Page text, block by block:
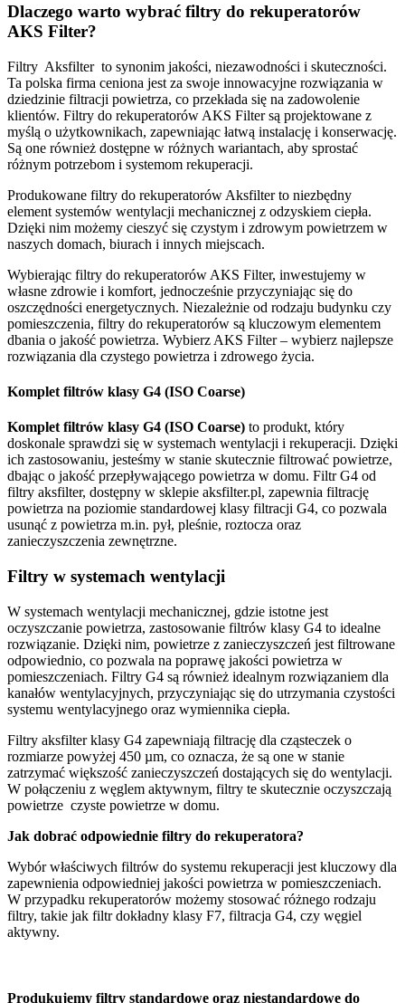
Dlaczego warto wybrać filtry do rekuperatorów
AKS Filter?
Filtry Aksfilter to synonim jakości, niezawodności i skuteczności.
Ta polska firma ceniona jest za swoje innowacyjne rozwiązania w
dziedzinie filtracji powietrza, co przekłada się na zadowolenie
klientów. Filtry do rekuperatorów AKS Filter są projektowane z
myślą o użytkownikach, zapewniając łatwą instalację i konserwację.
Są one również dostępne w różnych wariantach, aby sprostać
różnym potrzebom i systemom rekuperacji.
Produkowane filtry do rekuperatorów Aksfilter to niezbędny
element systemów wentylacji mechanicznej z odzyskiem ciepła.
Dzięki nim możemy cieszyć się czystym i zdrowym powietrzem w
naszych domach, biurach i innych miejscach.
Wybierając filtry do rekuperatorów AKS Filter, inwestujemy w
własne zdrowie i komfort, jednocześnie przyczyniając się do
oszczędności energetycznych. Niezależnie od rodzaju budynku czy
pomieszczenia, filtry do rekuperatorów są kluczowym elementem
dbania o jakość powietrza. Wybierz AKS Filter – wybierz najlepsze
rozwiązania dla czystego powietrza i zdrowego życia.
Komplet filtrów klasy G4 (ISO Coarse)
Komplet filtrów klasy G4 (ISO Coarse) to produkt, który
doskonale sprawdzi się w systemach wentylacji i rekuperacji. Dzięki
ich zastosowaniu, jesteśmy w stanie skutecznie filtrować powietrze,
dbając o jakość przepływającego powietrza w domu. Filtr G4 od
filtry aksfilter, dostępny w sklepie aksfilter.pl, zapewnia filtrację
powietrza na poziomie standardowej klasy filtracji G4, co pozwala
usunąć z powietrza m.in. pył, pleśnie, roztocza oraz
zanieczyszczenia zewnętrzne.
Filtry w systemach wentylacji
W systemach wentylacji mechanicznej, gdzie istotne jest
oczyszczanie powietrza, zastosowanie filtrów klasy G4 to idealne
rozwiązanie. Dzięki nim, powietrze z zanieczyszczeń jest filtrowane
odpowiednio, co pozwala na poprawę jakości powietrza w
pomieszczeniach. Filtry G4 są również idealnym rozwiązaniem dla
kanałów wentylacyjnych, przyczyniając się do utrzymania czystości
systemu wentylacyjnego oraz wymiennika ciepła.
Filtry aksfilter klasy G4 zapewniają filtrację dla cząsteczek o
rozmiarze powyżej 450 µm, co oznacza, że są one w stanie
zatrzymać większość zanieczyszczeń dostających się do wentylacji.
W połączeniu z węglem aktywnym, filtry te skutecznie oczyszczają
powietrze czyste powietrze w domu.
Jak dobrać odpowiednie filtry do rekuperatora?
Wybór właściwych filtrów do systemu rekuperacji jest kluczowy dla
zapewnienia odpowiedniej jakości powietrza w pomieszczeniach.
W przypadku rekuperatorów możemy stosować różnego rodzaju
filtry, takie jak filtr dokładny klasy F7, filtracja G4, czy węgiel
aktywny.
Produkujemy filtry standardowe oraz niestandardowe do